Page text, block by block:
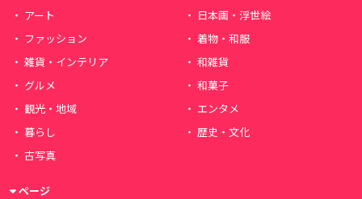
アート
日本画・浮世絵
ファッション
着物・和服
雑貨・インテリア
和雑貨
グルメ
和菓子
観光・地域
エンタメ
暮らし
歴史・文化
古写真
ページ